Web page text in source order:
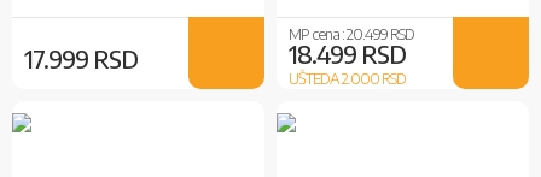
17.999 RSD
MP cena :20.499 RSD
18.499 RSD
UŠTEDA 2.000RSD